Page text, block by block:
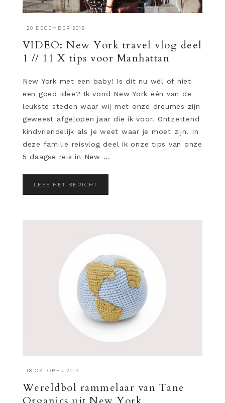
20 DECEMBER 2019
VIDEO: New York travel vlog deel
1 // 11 X tips voor Manhattan
New York met een baby! Is dit nu wél of niet
een goed idee? Ik vond New York één van de
leukste steden waar wij met onze dreumes zijn
geweest afgelopen jaar die ik voor. Ontzettend
kindvriendelijk als je weet waar je moet zijn. In
deze familie reisvlog deel ik onze tips van onze
5 daagse reis in New ...
LEES HET BERICHT
·18 OKTOBER 2019
Wereldbol rammelaar van Tane